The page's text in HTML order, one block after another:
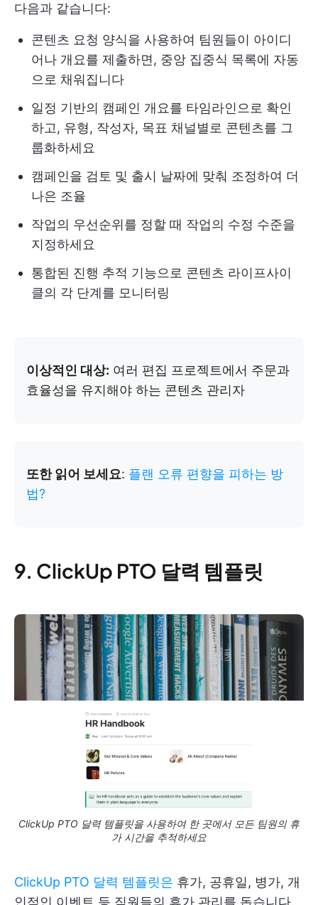
다음과 같습니다:
콘텐츠 요청 양식을 사용하여 팀원들이 아이디
어나 개요를 제출하면, 중앙 집중식 목록에 자동
으로 채워집니다
일정 기반의 캠페인 개요를 타임라인으로 확인
하고, 유형, 작성자, 목표 채널별로 콘텐츠를 그
룹화하세요
캠페인을 검토 및 출시 날짜에 맞춰 조정하여 더
나은 조율
작업의 우선순위를 정할 때 작업의 수정 수준을
지정하세요
통합된 진행 추적 기능으로 콘텐츠 라이프사이
클의 각 단계를 모니터링
이상적인 대상: 여러 편집 프로젝트에서 주문과
효율성을 유지해야 하는 콘텐츠 관리자
또한 읽어 보세요: 플랜 오류 편향을 피하는 방
법?
9. ClickUp PTO 달력 템플릿
ClickUp PTO 달력 템플릿을 사용하여 한 곳에서 모든 팀원의 휴
가 시간을 추적하세요
ClickUp PTO 달력 템플릿은 휴가, 공휴일, 병가, 개
인적인 이벤트 등 직원들의 휴가 관리를 돕습니다.